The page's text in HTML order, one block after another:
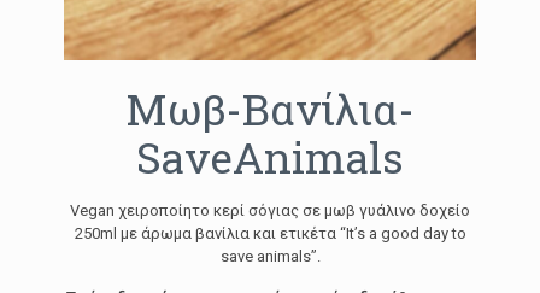
Μωβ-Βανίλια-
SaveAnimals
Vegan χειροποίητο κερί σόγιας σε μωβ γυάλινο δοχείο
250ml με άρωμα βανίλια και ετικέτα “It’s a good day to
save animals”.